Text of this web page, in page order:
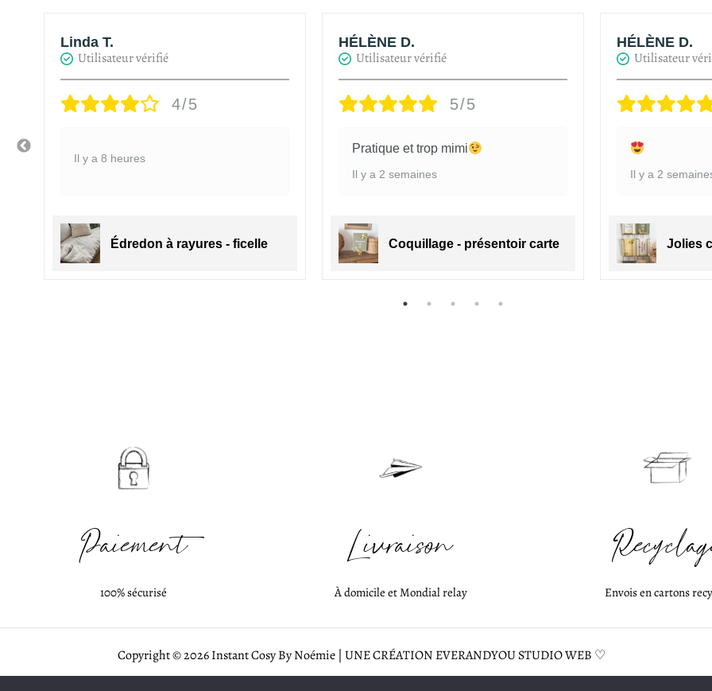
Linda T.
Utilisateur vérifié
4/5
Il y a 8 heures
Édredon à rayures - ficelle
HÉLÈNE D.
Utilisateur vérifié
5/5
Pratique et trop mimi
Il y a 2 semaines
Coquillage - présentoir carte
HÉLÈNE D.
Utilisateur
Il y a 2
Jolies
Paiement
100% sécurisé
Livraison
À domicile et Mondial relay Envois en cartons
Copyright © 2026 Instant Cosy By Noémie | UNE CRÉATION EVERANDYOU STUDIO WEB ♡